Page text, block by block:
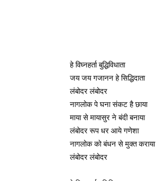
हे विघ्नहर्ता बुद्धिविधाता
जय जय गजानन हे सिद्धिदाता
लंबोदर लंबोदर
नागलोक पे घना संकट है छाया
माया से मायासुर ने बंदी बनाया
लंबोदर रूप धर आये गणेशा
नागलोक को बंधन से मुक्त कराया
लंबोदर लंबोदर